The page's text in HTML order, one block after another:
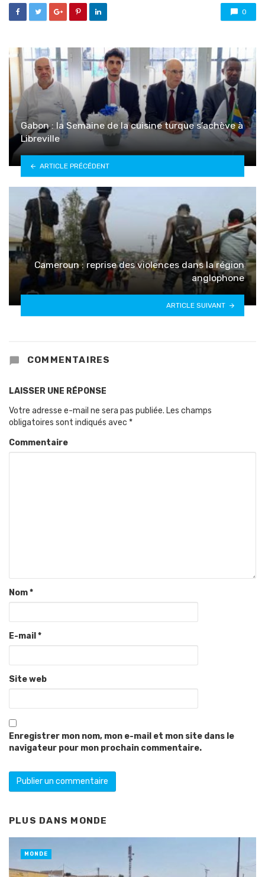
0
Gabon : la Semaine de la cuisine turque s’achève à
Libreville
ARTICLE PRÉCÉDENT
Cameroun : reprise des violences dans la région
anglophone
ARTICLE SUIVANT
COMMENTAIRES
LAISSER UNE RÉPONSE
Votre adresse e-mail ne sera pas publiée. Les champs
obligatoires sont indiqués avec *
Commentaire
Nom*
E-mail *
Site web
Enregistrer mon nom, mon e-mail et mon site dans le
navigateur pour mon prochain commentaire.
PLUS DANS MONDE
MONDE